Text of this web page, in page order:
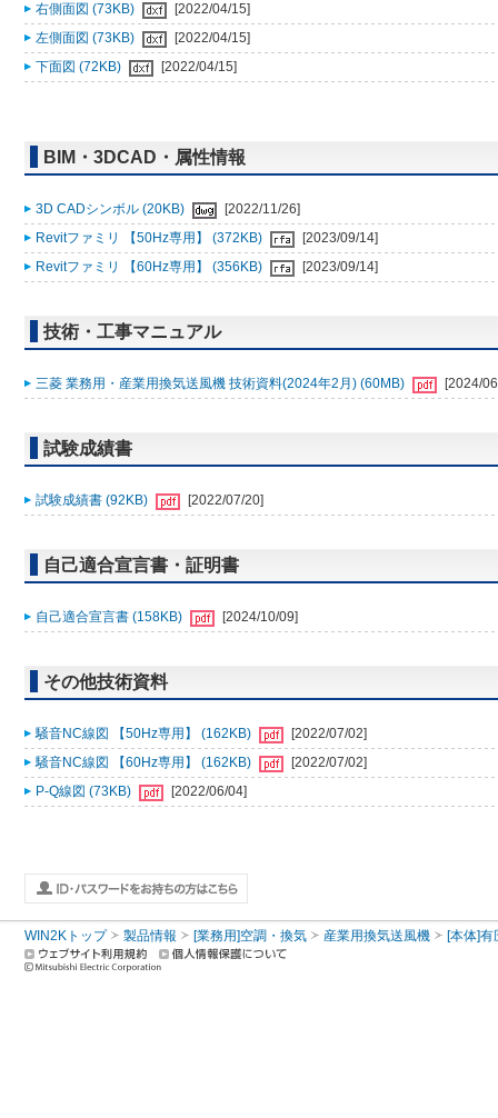
右側面図 (73KB)
[2022/04/15]
左側面図 (73KB)
[2022/04/15]
下面図 (72KB)
[2022/04/15]
BIM・3DCAD・属性情報
3D CADシンボル (20KB)
[2022/11/26]
Revitファミリ 【50Hz専用】 (372KB)
[2023/09/14]
Revitファミリ 【60Hz専用】 (356KB)
[2023/09/14]
技術・工事マニュアル
三菱 業務用・産業用換気送風機 技術資料(2024年2月) (60MB) [2024/
試験成績書
試験成績書 (92KB) [2022/07/20]
自己適合宣言書・証明書
自己適合宣言書 (158KB) [2024/10/09]
その他技術資料
騒音NC線図 【50Hz専用】 (162KB)
[2022/07/02]
騒音NC線図 【60Hz専用】 (162KB)
[2022/07/02]
P-Q線図 (73KB)
[2022/06/04]
WIN2Kトップ 製品情報 [業務用]空調・換気 産業用換気送風機 [本体]有